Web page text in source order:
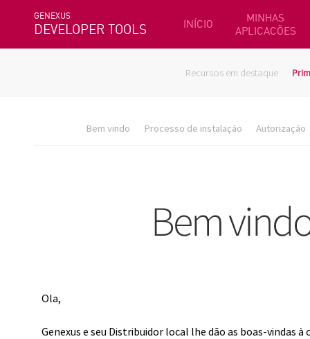
GENEXUS
DEVELOPER TOOLS INÍCIO
MINHAS
APLICACÕES
Recursos em destaque
Bem vindo Processo de instalação Autorização
Ola,
Genexus e seu Distribuidor local lhe dão as boas-vindas à